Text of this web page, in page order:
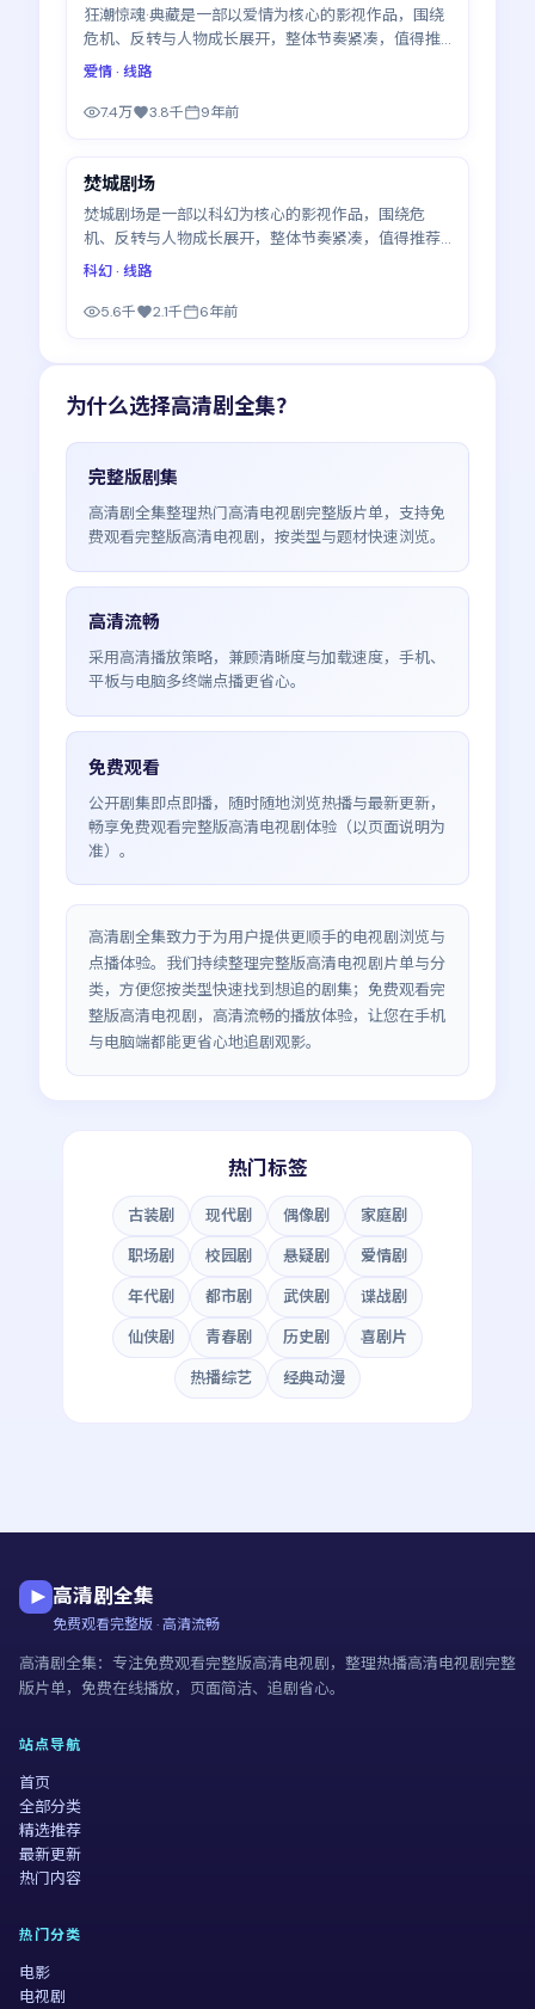
狂潮惊魂·典藏是一部以爱情为核心的影视作品，围绕
危机、反转与人物成长展开，整体节奏紧凑，值得推
荐观看。
爱情· 线路
7.4万 3.8千 9年前
最新
焚城剧场
焚城剧场是一部以科幻为核心的影视作品，围绕危
机、反转与人物成长展开，整体节奏紧凑，值得推荐
观看。
科幻· 线路
5.6千 2.1千 6年前
为什么选择高清剧全集？
完整版剧集
高清剧全集整理热门高清电视剧完整版片单，支持免
费观看完整版高清电视剧，按类型与题材快速浏览。
高清流畅
采用高清播放策略，兼顾清晰度与加载速度，手机、
平板与电脑多终端点播更省心。
免费观看
公开剧集即点即播，随时随地浏览热播与最新更新，
畅享免费观看完整版高清电视剧体验（以页面说明为
准）。
高清剧全集致力于为用户提供更顺手的电视剧浏览与
点播体验。我们持续整理完整版高清电视剧片单与分
类，方便您按类型快速找到想追的剧集； 免费观看完
整版高清电视剧，高清流畅的播放体验，让您在手机
与电脑端都能更省心地追剧观影。
热门标签
古装剧 现代剧 偶像剧
家庭剧
职场剧
校园剧 悬疑剧
爱情剧
年代剧
都市剧 武侠剧
谍战剧
仙侠剧
青春剧 历史剧
喜剧片
热播综艺
经典动漫
高清剧全集
免费观看完整版 · 高清流畅
高清剧全集：专注免费观看完整版高清电视剧，整理热播高清电视剧完整
版片单，免费在线播放，页面简洁、追剧省心。
站点导航
首页
全部分类
精选推荐
最新更新
热门内容
热门分类
电影
电视剧